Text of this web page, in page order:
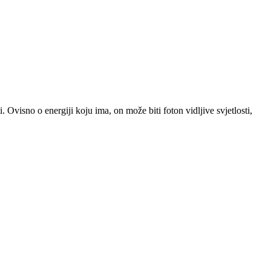
Ovisno o energiji koju ima, on može biti foton vidljive svjetlosti,